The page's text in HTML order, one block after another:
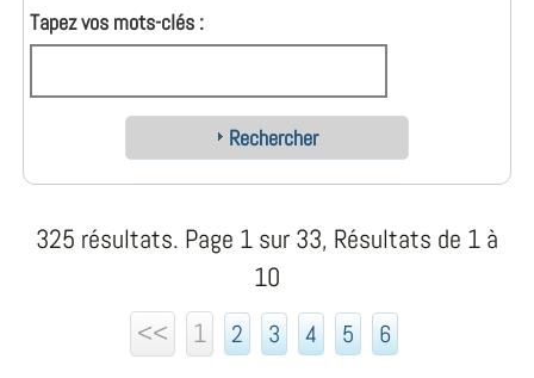
Tapez vos mots-clés :
Rechercher
325 résultats. Page 1 sur 33, Résultats de 1 à
10
<<
1 2 3 4 5 6